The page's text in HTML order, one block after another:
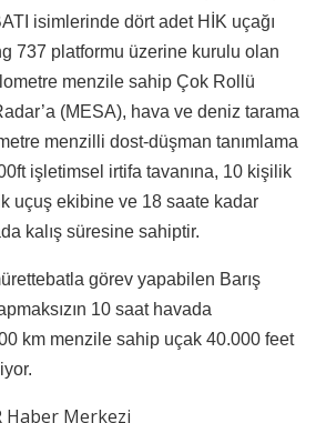
isimlerinde dört adet HİK uçağı
737 platformu üzerine kurulu olan
menzile sahip Çok Rollü
(MESA), hava ve deniz tarama
menzilli dost-düşman tanımlama
işletimsel irtifa tavanına, 10 kişilik
uçuş ekibine ve 18 saate kadar
kalış süresine sahiptir.
görev yapabilen Barış
10 saat havada
km menzile sahip uçak 40.000 feet
Haber Merkezi